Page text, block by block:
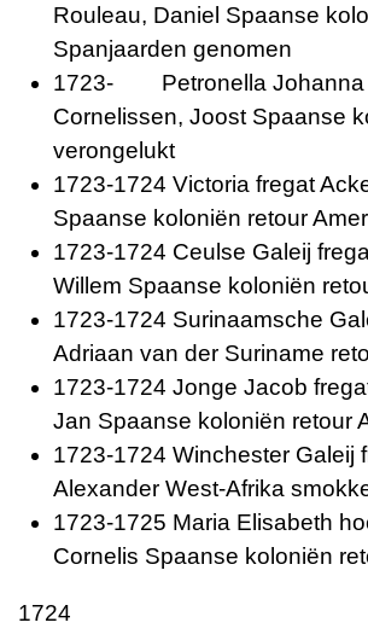
Rouleau, Daniel Spaanse
Spanjaarden genomen
1723- Petronella Johanna
Cornelissen, Joost Spaanse
verongelukt
1723-1724 Victoria fregat
Spaanse koloniën retour
1723-1724 Ceulse Galeij
Willem Spaanse koloniën
1723-1724 Surinaamsche
Adriaan van der Suriname
1723-1724 Jonge Jacob
Jan Spaanse koloniën retour
1723-1724 Winchester Galeij
Alexander West-Afrika
1723-1725 Maria Elisabeth
Cornelis Spaanse koloniën
1724